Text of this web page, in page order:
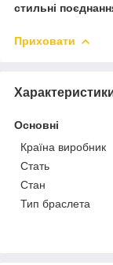
стильні
Приховати
Основні
Країна виробник
Стать
Стан
Тип браслета